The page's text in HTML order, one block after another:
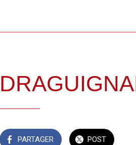
PARTAGER POST